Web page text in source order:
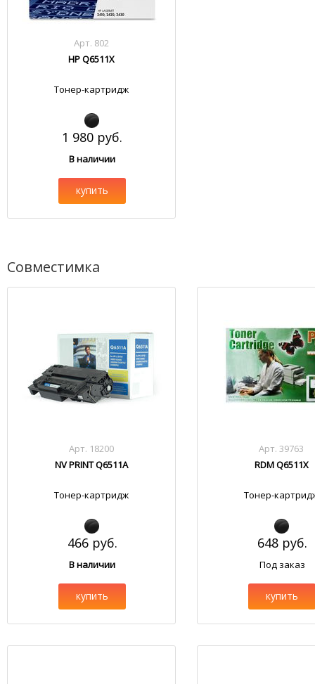
Арт. 802
HP Q6511X
Тонер-картридж
1 980 руб.
В наличии
купить
Совместимка
Арт. 18200
NV PRINT Q6511A
Тонер-картридж
466 руб.
В наличии
купить
Арт. 39763
RDM Q6511X
Тонер-
648 руб.
Под заказ
купить